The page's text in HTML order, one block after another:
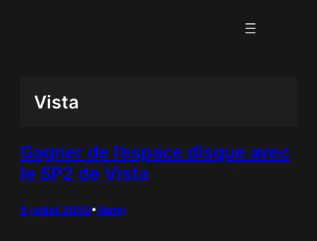
Vista
Gagner de l’espace disque avec
le SP2 de Vista
8 juillet 2009•Remy